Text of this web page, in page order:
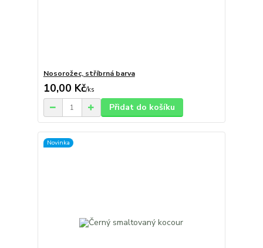
Nosorožec, stříbrná barva
10,00 Kč/ks
Přidat do košíku
Novinka